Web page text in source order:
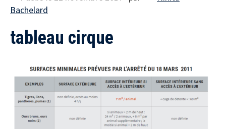
Bachelard
tableau cirque